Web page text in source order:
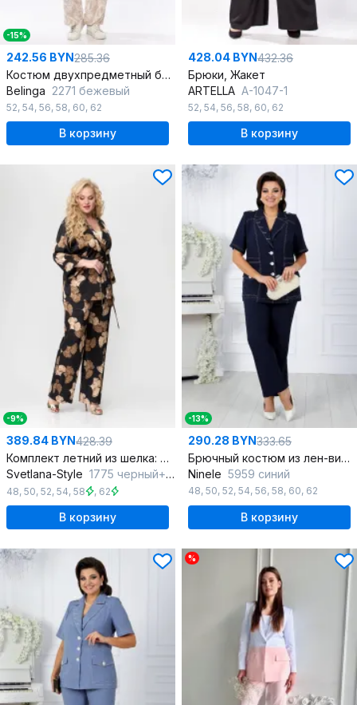
-15%
242.56 BYN285.36
Костюм двухпредметный бежевый с жакетом и брюками
Belinga 2271 бежевый
52, 54, 56, 58, 60, 62
В корзину
428.04 BYN432.36
Брюки, Жакет
ARTELLA А-1047-1
52, 54, 56, 58, 60, 62
В корзину
-9%
389.84 BYN428.39
Комплект летний из шелка: жакет, топ и брюки
Svetlana-Style 1775 черный+цветы
48, 50, 52, 54, 58 , 62
В корзину
-13%
290.28 BYN333.65
Брючный костюм из лен-вишер с контрастной отделкой
Ninele 5959 синий
48, 50, 52, 54, 56, 58, 60, 62
В корзину
%